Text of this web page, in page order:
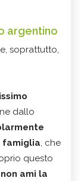
argentino
soprattutto,
dallo
famiglia , che
questo
non ami la